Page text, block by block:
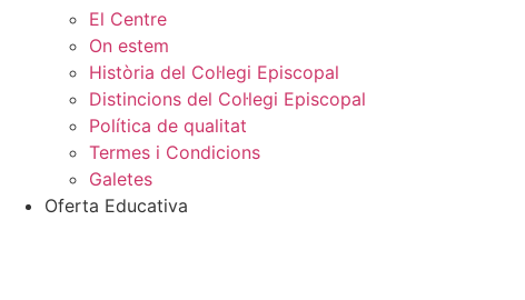
El Centre
On estem
Història del Col·legi Episcopal
Distincions del Col·legi Episcopal
Política de qualitat
Termes i Condicions
Galetes
Oferta Educativa